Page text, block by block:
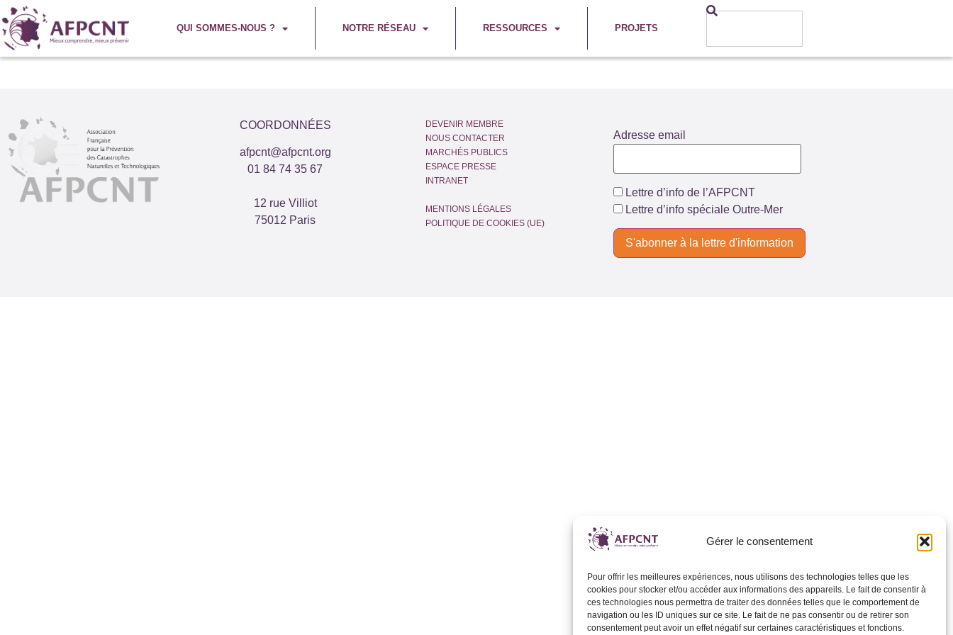
Gérer le consentement
Pour offrir les meilleures expériences, nous utilisons des technologies telles que les
cookies pour stocker et/ou accéder aux informations des appareils. Le fait de consentir à
ces technologies nous permettra de traiter des données telles que le comportement de
navigation ou les ID uniques sur ce site. Le fait de ne pas consentir ou de retirer son
consentement peut avoir un effet négatif sur certaines caractéristiques et fonctions.
QUI SOMMES-NOUS ? NOTRE RÉSEAU RESSOURCES PROJETS
COORDONNÉES
afpcnt@afpcnt.org
01 84 74 35 67
12 rue Villiot
75012 Paris
DEVENIR MEMBRE
NOUS CONTACTER
MARCHÉS PUBLICS
ESPACE PRESSE
INTRANET
MENTIONS LÉGALES
POLITIQUE DE COOKIES (UE)
Adresse email
Lettre d’info de l’AFPCNT
Lettre d’info spéciale Outre-Mer